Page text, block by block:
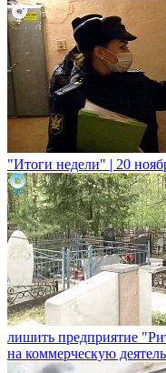
"Итоги недели" | 20
лишить предприятие
на коммерческую